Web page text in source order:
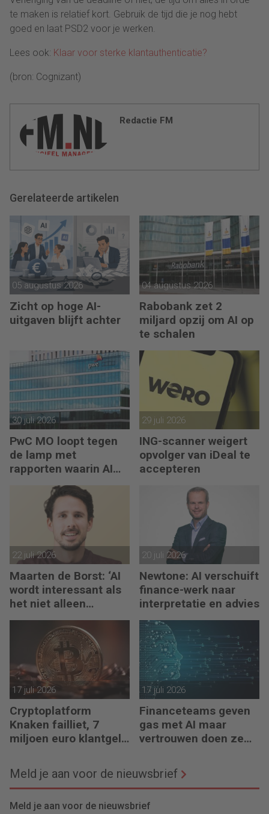
te maken is relatief kort. Gebruik de tijd die je nog hebt
goed en laat PSD2 voor je werken.
Lees ook: Klaar voor sterke klantauthenticatie?
(bron: Cognizant)
Redactie FM
Gerelateerde artikelen
05 augustus 2026
Zicht op hoge AI-
uitgaven blijft achter
04 augustus 2026
Rabobank zet 2
miljard opzij om AI op
te schalen
30 juli 2026
PwC MO loopt tegen
de lamp met
rapporten waarin AI
erop los liegt
29 juli 2026
ING-scanner weigert
opvolger van iDeal te
accepteren
22 juli 2026
Maarten de Borst: ‘AI
wordt interessant als
het niet alleen
meedenkt, maar ook
20 juli 2026
Newtone: AI verschuift
finance-werk naar
interpretatie en advies
17 juli 2026
Cryptoplatform
Knaken failliet, 7
miljoen euro klantgeld
17 juli 2026
Financeteams geven
gas met AI maar
vertrouwen doen ze
Meld je aan voor de nieuwsbrief
Meld je aan voor de nieuwsbrief